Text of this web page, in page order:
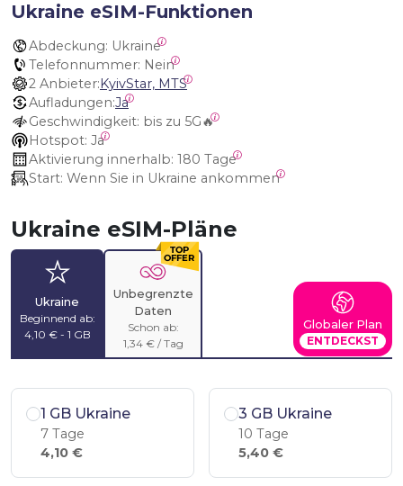
Ukraine eSIM-Funktionen
Abdeckung: Ukraine
Telefonnummer: Nein
2 Anbieter:KyivStar, MTS
Aufladungen:Ja
Geschwindigkeit: bis zu 5G🔥
Hotspot: Ja
Aktivierung innerhalb: 180 Tage
Start: Wenn Sie in Ukraine ankommen
Ukraine eSIM-Pläne
Ukraine
Beginnend ab:
4,10 € - 1 GB
Unbegrenzte
Daten
Schon ab:
1,34 € / Tag
Globaler Plan
ENTDECKST
1 GB Ukraine
7 Tage
4,10 €
3 GB Ukraine
10 Tage
5,40 €